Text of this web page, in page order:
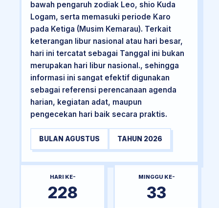
bawah pengaruh zodiak Leo, shio Kuda
Logam, serta memasuki periode Karo
pada Ketiga (Musim Kemarau). Terkait
keterangan libur nasional atau hari besar,
hari ini tercatat sebagai Tanggal ini bukan
merupakan hari libur nasional., sehingga
informasi ini sangat efektif digunakan
sebagai referensi perencanaan agenda
harian, kegiatan adat, maupun
pengecekan hari baik secara praktis.
BULAN AGUSTUS TAHUN 2026
HARI KE-
228
MINGGU KE-
33